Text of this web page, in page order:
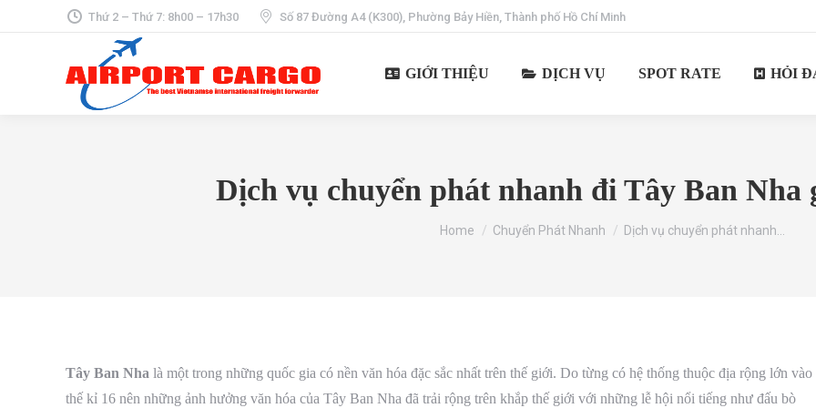
Thứ 2 – Thứ 7: 8h00 – 17h30 Số 87 Đường A4 (K300), Phường Bảy Hiền, Thành phố Hồ Chí Minh
GIỚI THIỆU DỊCH VỤ SPOT RATE HỎI
Dịch vụ chuyển phát nhanh đi Tây Ban Nha
You are here:
Home Chuyển Phát Nhanh Dịch vụ chuyển phát nhanh…
Tây Ban Nha là một trong những quốc gia có nền văn hóa đặc sắc nhất trên thế giới. Do từng có hệ thống thuộc địa rộng lớn vào
thế kỉ 16 nên những ảnh hưởng văn hóa của Tây Ban Nha đã trải rộng trên khắp thế giới với những lễ hội nổi tiếng như đấu bò